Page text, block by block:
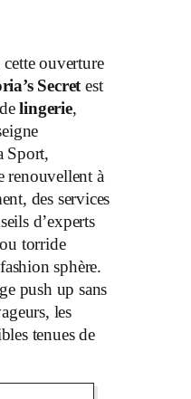
cette ouverture
Secret est
lingerie,
Sport,
renouvellent à
des services
d’experts
torride
sphère.
push up sans
les
tenues de